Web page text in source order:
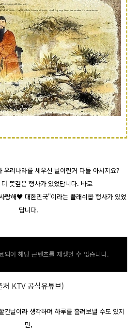
우리나라를 세우신 날이란거 다들 아시지요?
뜻깊은 행사가 있었답니다. 바로
랑해♥ 대한민국"이라는 플래쉬몹 행사가 있었
답니다.
되어 해당 콘텐츠를 재생할 수 없습니다.
처 KTV 공식유튜브)
간날이라 생각하며 하루를 흘려보낼 수도 있지
만,